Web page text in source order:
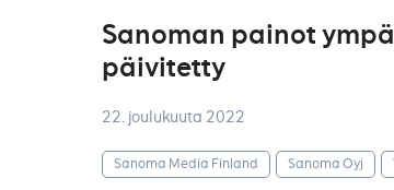
Sanoman painot
päivitetty
22. joulukuuta 2022
Sanoma Media Finland Sanoma Oyj